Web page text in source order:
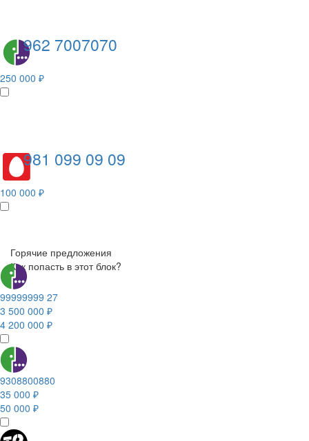
962 7007070
250 000 ₽
981 099 09 09
100 000 ₽
Горячие предложения
Как попасть в этот блок?
99999999 27
3 500 000 ₽
4 200 000 ₽
9308800880
35 000 ₽
50 000 ₽